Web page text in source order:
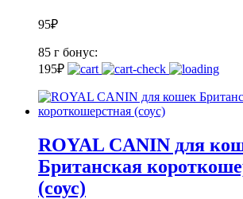
95₽
85 г бонус:
195₽
ROYAL CANIN для
Британская
(соус)